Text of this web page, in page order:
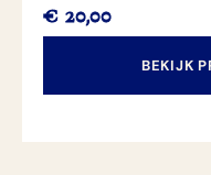
€ 20,00
BEKIJK